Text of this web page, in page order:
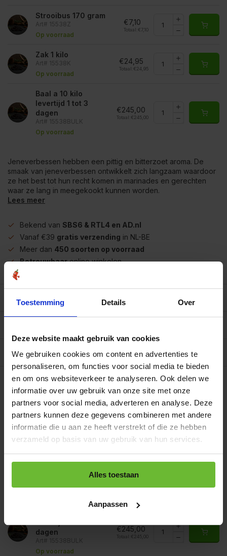
Toestemming Details Over
Deze website maakt gebruik van cookies
We gebruiken cookies om content en advertenties te
personaliseren, om functies voor social media te bieden
en om ons websiteverkeer te analyseren. Ook delen we
informatie over uw gebruik van onze site met onze
partners voor social media, adverteren en analyse. Deze
partners kunnen deze gegevens combineren met andere
informatie die u aan ze heeft verstrekt of die ze hebben
verzameld op basis van uw gebruik van hun services.
Alles toestaan
Aanpassen
Strooibus 170 gram
Art# 15538Z
Op voorraad
€7,10
Totaal: €7,10
Zak 1 kilo
Art# 15538K
Op voorraad
€24,95
Totaal: €24,95
Baal a 10 kilo
levertijd 1 tot 3
dagen
Art# 15538BULK
Op voorraad
€245,00
Totaal: €245,00
Jeneverbessen hebben een pittig en bitterzoet aroma. De
smaak van jeneverbessen ontwikkelt zich langzaam waardoor
ze het best tot hun recht komen in marinades en gerechten
waar ze lang in meegekookt kunnen worden.
Lees meer
Bekend van SBS6 & RTL4 en AD.nl
Vanaf €39 gratis verzending in NL-BE
Meer dan 450 soorten op voorraad
Betrouwbaaronline winkelen
Beschrijving
Allergenen/voedingswaarden per 100 gram
Op werkdagen voor 15.00 uur besteld, dezelfde dag
verzonden.
Zakje 80 gram
Art# 15538S
Op voorraad
€3,95
Strooibus 170 gram
Art# 15538Z
Op voorraad
€7,10
€24,95
Totaal:€24,95
dagen
Art# 15538BULK
Op voorraad
€245,00
Totaal: €245,00